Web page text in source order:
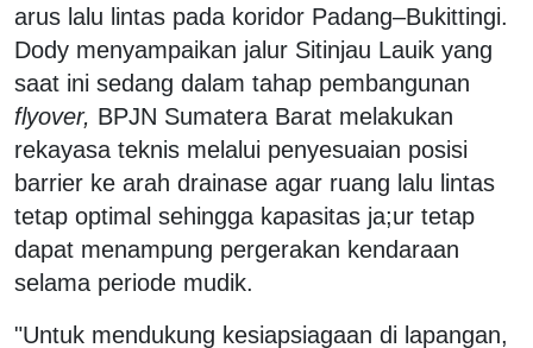
arus lalu lintas pada koridor Padang–Bukittingi.
Dody menyampaikan jalur Sitinjau Lauik yang
saat ini sedang dalam tahap pembangunan
flyover, BPJN Sumatera Barat melakukan
rekayasa teknis melalui penyesuaian posisi
barrier ke arah drainase agar ruang lalu lintas
tetap optimal sehingga kapasitas ja;ur tetap
dapat menampung pergerakan kendaraan
selama periode mudik.
"Untuk mendukung kesiapsiagaan di lapangan,